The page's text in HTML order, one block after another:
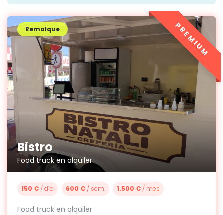
Bistro
Food truck en alquiler
Remolque
150 € / día 600 € / sem. 1.500 € / mes
Food truck en alquiler
PREMIUM